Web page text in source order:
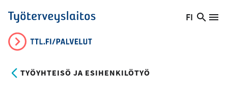
Hyppää
pääsisältöön
Työterveyslaitos
Vaihda
FI
Hae
TYÖYHTEISÖ JA ESIHENKILÖTYÖ